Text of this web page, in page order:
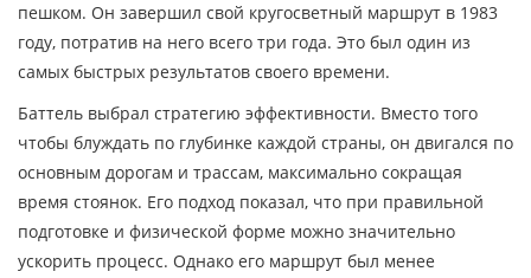
пешком. Он завершил свой кругосветный маршрут в 1983
году, потратив на него всего три года. Это был один из
самых быстрых результатов своего времени.
Баттель выбрал стратегию эффективности. Вместо того
чтобы блуждать по глубинке каждой страны, он двигался по
основным дорогам и трассам, максимально сокращая
время стоянок. Его подход показал, что при правильной
подготовке и физической форме можно значительно
ускорить процесс. Однако его маршрут был менее